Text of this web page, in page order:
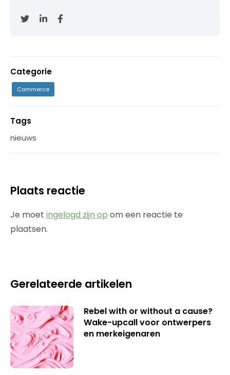
Categorie
Commerce
Tags
nieuws
Plaats reactie
Je moet ingelogd zijn op om een reactie te
plaatsen.
Gerelateerde artikelen
Rebel with or without a cause?
Wake-upcall voor ontwerpers
en merkeigenaren